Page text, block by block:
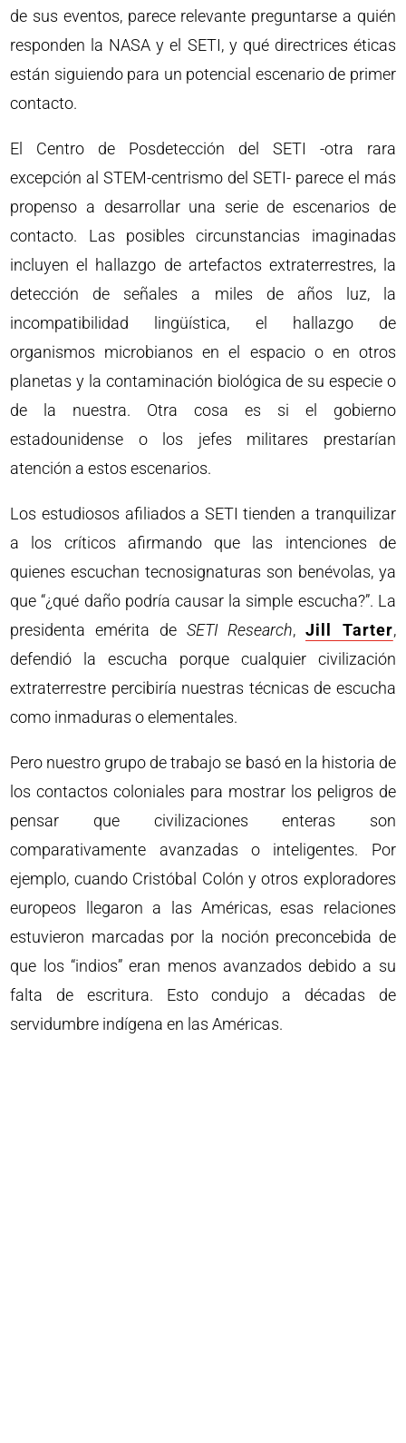
de sus eventos, parece relevante preguntarse a quién
responden la NASA y el SETI, y qué directrices éticas
están siguiendo para un potencial escenario de primer
contacto.
El Centro de Posdetección del SETI -otra rara
excepción al STEM-centrismo del SETI- parece el más
propenso a desarrollar una serie de escenarios de
contacto. Las posibles circunstancias imaginadas
incluyen el hallazgo de artefactos extraterrestres, la
detección de señales a miles de años luz, la
incompatibilidad lingüística, el hallazgo de
organismos microbianos en el espacio o en otros
planetas y la contaminación biológica de su especie o
de la nuestra. Otra cosa es si el gobierno
estadounidense o los jefes militares prestarían
atención a estos escenarios.
Los estudiosos afiliados a SETI tienden a tranquilizar
a los críticos afirmando que las intenciones de
quienes escuchan tecnosignaturas son benévolas, ya
que “¿qué daño podría causar la simple escucha?”. La
presidenta emérita de SETI Research,Jill Tarter,
defendió la escucha porque cualquier civilización
extraterrestre percibiría nuestras técnicas de escucha
como inmaduras o elementales.
Pero nuestro grupo de trabajo se basó en la historia de
los contactos coloniales para mostrar los peligros de
pensar que civilizaciones enteras son
comparativamente avanzadas o inteligentes. Por
ejemplo, cuando Cristóbal Colón y otros exploradores
europeos llegaron a las Américas, esas relaciones
estuvieron marcadas por la noción preconcebida de
que los “indios” eran menos avanzados debido a su
falta de escritura. Esto condujo a décadas de
servidumbre indígena en las Américas.